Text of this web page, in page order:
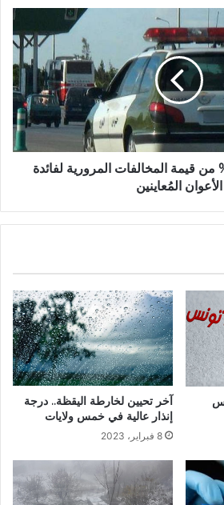
حكومي يمنح 6% من قيمة المخالفات المرورية لفائدة
الأعوان المُعاينين
آخر تحيين لخارطة اليقظة.. درجة
إنذار عالية في خمس ولايات
8 فبراير، 2023